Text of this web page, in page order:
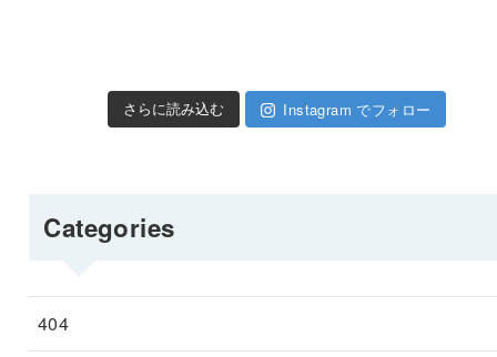
さらに読み込む Instagram でフォロー
Categories
404